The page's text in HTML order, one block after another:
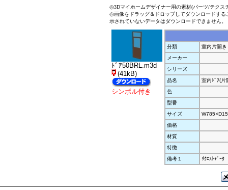
◎3Dマイホームデザイナー用の素材(パーツ/テクス
◎画像をドラッグ＆ドロップしてダウンロードす
示されていないデータはダウンロードできません。
ﾄﾞｱ50BRL.m3d
(41kB)
シンボル付き
分類
室内片開き
メーカー
シリーズ
品名
室内ﾄﾞｱ(片
色
型番
サイズ
価格
材質
特徴
備考１
ﾘｸｴｽﾄﾃﾞｰﾀ